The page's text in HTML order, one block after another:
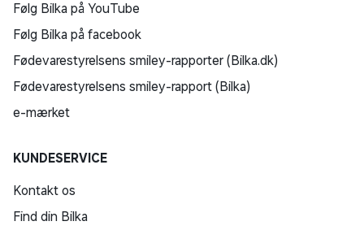
Følg Bilka på YouTube
Følg Bilka på facebook
Fødevarestyrelsens smiley-rapporter (Bilka.dk)
Fødevarestyrelsens smiley-rapport (Bilka)
e-mærket
KUNDESERVICE
Kontakt os
Find din Bilka